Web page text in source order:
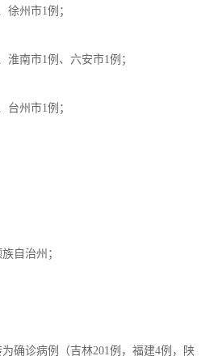
徐州市1例；
淮南市1例、六安市1例；
台州市1例；
自治州；
确诊病例（吉林201例，福建4例，陕